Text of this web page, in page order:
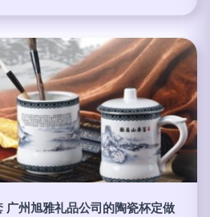
广州旭雅礼品公司的陶瓷杯定做